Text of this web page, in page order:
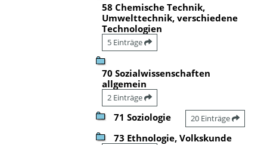
58 Chemische Technik,
Umwelttechnik, verschiedene
Technologien
5 Einträge
70 Sozialwissenschaften
allgemein
2 Einträge
71 Soziologie 20 Einträge
73 Ethnologie, Volkskunde